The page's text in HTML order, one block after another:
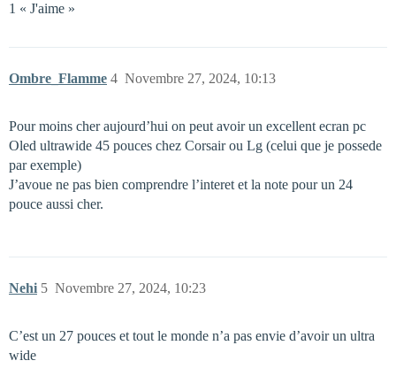
1 « J'aime »
Ombre_Flamme Novembre 27, 2024, 10:13
4
Pour moins cher aujourd’hui on peut avoir un excellent ecran pc
Oled ultrawide 45 pouces chez Corsair ou Lg (celui que je possede
par exemple)
J’avoue ne pas bien comprendre l’interet et la note pour un 24
pouce aussi cher.
Nehi Novembre 27, 2024, 10:23
5
C’est un 27 pouces et tout le monde n’a pas envie d’avoir un ultra
wide